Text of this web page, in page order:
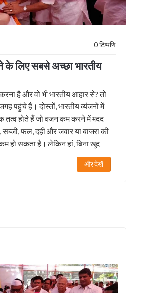
0 टिप्पणि
लिए सबसे अच्छा भारतीय
है और वो भी भारतीय आहार से? तो
पहुंचे हैं। दोस्तों, भारतीय व्यंजनों में
तत्व होते हैं जो वजन कम करने में मदद
फल, दही और जवार या बाजरा की
हो सकता है। लेकिन हां, बिना खुद को
वंचित किए, समझदारी से खाना चाहिए।
आप चाट, समोसा या जलेबी देखें, तो उन्हें
और देखें